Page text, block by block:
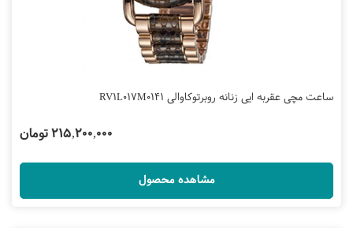
ساعت مچی عقربه ایی زنانه روبرتوکاوالی RV1L017M0141
215,200,000 تومان
مشاهده محصول